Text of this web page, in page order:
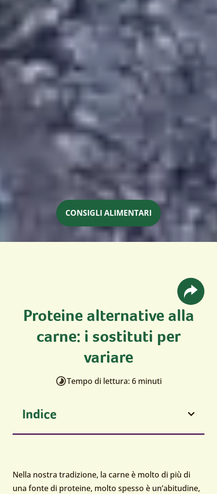
CONSIGLI ALIMENTARI
Proteine alternative alla
carne: i sostituti per
variare
Tempo di lettura: 6 minuti
Indice
Nella nostra tradizione, la carne è molto di più di
una fonte di proteine, molto spesso è un’abitudine,